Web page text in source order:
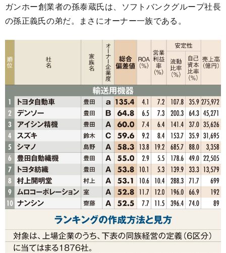
ガンホー創業者の孫泰蔵氏は、ソフトバンクグループ社長
の孫正義氏の弟だ。まさにオーナー一族である。